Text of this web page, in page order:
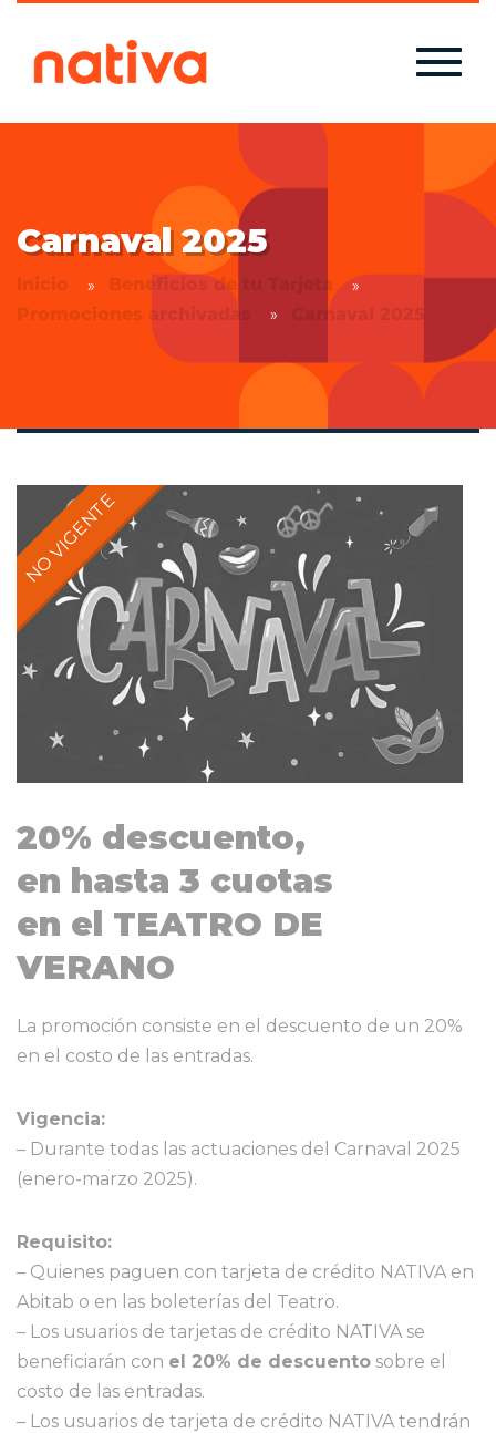
Carnaval 2025
Inicio
Beneficios de tu Tarjeta
Promociones archivadas
Carnaval 2025
20% descuento,
en hasta 3 cuotas
en el TEATRO DE
VERANO
La promoción consiste en el descuento de un 20%
en el costo de las entradas.
Vigencia:
– Durante todas las actuaciones del Carnaval 2025
(enero-marzo 2025).
Requisito:
– Quienes paguen con tarjeta de crédito NATIVA en
Abitab o en las boleterías del Teatro.
– Los usuarios de tarjetas de crédito NATIVA se
beneficiarán con el 20% de descuento sobre el
costo de las entradas.
– Los usuarios de tarjeta de crédito NATIVA tendrán